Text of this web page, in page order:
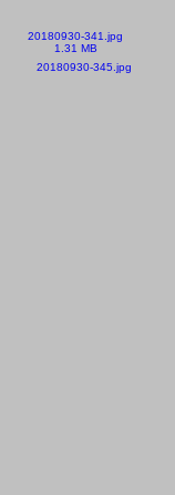
20180930-341.jpg
1.31 MB